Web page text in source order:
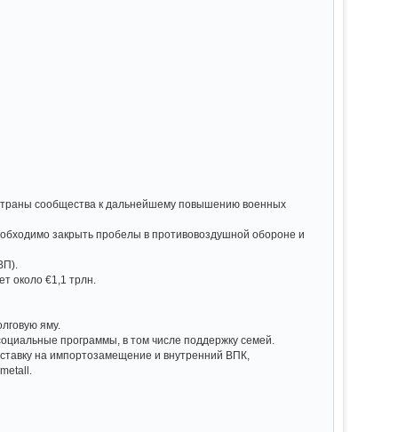
сообщества к дальнейшему повышению военных
закрыть пробелы в противовоздушной обороне и
около €1,1 трлн.
яму.
программы, в том числе поддержку семей.
на импортозамещение и внутренний ВПК,